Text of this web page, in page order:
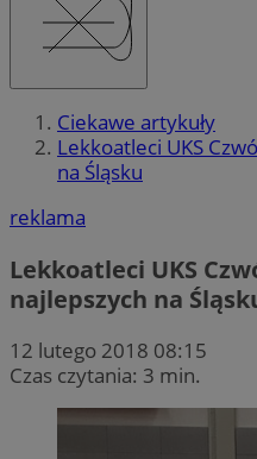
Ciekawe artykuły
Lekkoatleci UKS
na Śląsku
reklama
Lekkoatleci UKS
najlepszych na
12 lutego 2018 08:15
Czas czytania: 3 min.